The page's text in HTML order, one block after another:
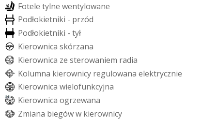
Fotele tylne wentylowane
Podłokietniki - przód
Podłokietniki - tył
Kierownica skórzana
Kierownica ze sterowaniem radia
Kolumna kierownicy regulowana elektrycznie
Kierownica wielofunkcyjna
Kierownica ogrzewana
Zmiana biegóww kierownicy